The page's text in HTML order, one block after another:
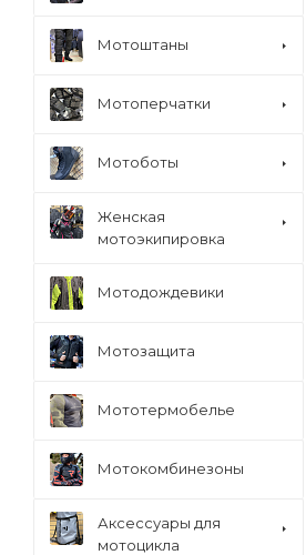
Мотоштаны
Мотоперчатки
Мотоботы
Женская
мотоэкипировка
Мотодождевики
Мотозащита
Мототермобелье
Мотокомбинезоны
Аксессуары для
мотоцикла